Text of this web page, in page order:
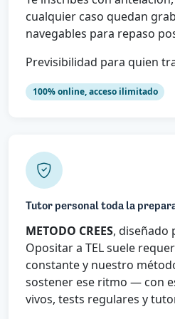
cualquier caso quedan
navegables para repaso
Previsibilidad para quien
100% online, acceso ilimitado
Tutor personal toda la
METODO CREES, diseñado
Opositar a TEL suele
constante y nuestro
sostener ese ritmo — con
vivos, tests regulares y